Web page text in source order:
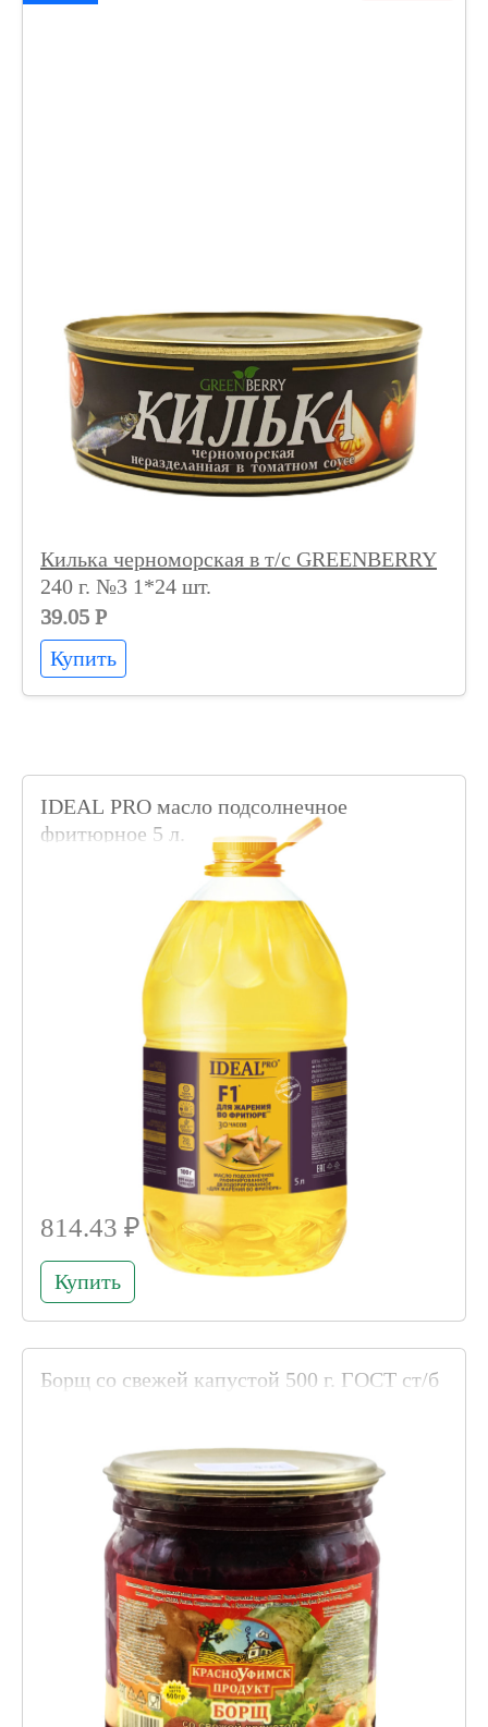
Килька черноморская в т/с GREENBERRY
240 г. №3 1*24 шт.
39.05 Р
Купить
IDEAL PRO масло подсолнечное
фритюрное 5 л.
Код товара 002924
814.43 ₽
Купить
Борщ со свежей капустой 500 г. ГОСТ ст/б